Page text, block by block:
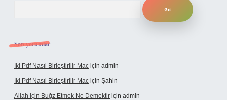
Son yorumlar
Iki Pdf Nasıl Birleştirilir Mac için admin
Iki Pdf Nasıl Birleştirilir Mac için Şahin
Allah Için Buğz Etmek Ne Demektir için admin